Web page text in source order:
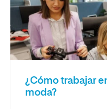
¿Cómo trabajar
moda?